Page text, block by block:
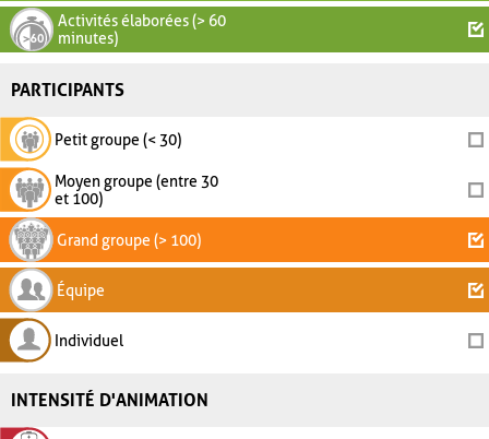
Activités élaborées (> 60
minutes)
PARTICIPANTS
Petit groupe (< 30)
Moyen groupe (entre 30
et 100)
Grand groupe (> 100)
Équipe
Individuel
INTENSITÉ D'ANIMATION